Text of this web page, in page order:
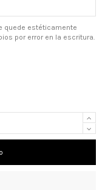
quede estéticamente
por error en la escritura.